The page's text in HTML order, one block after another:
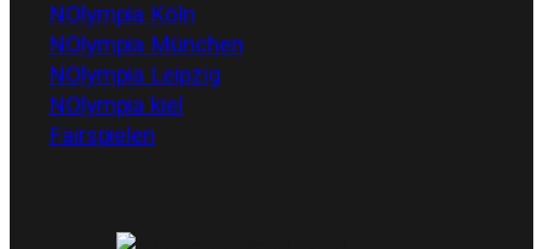
NOlympia Köln
NOlympia München
NOlympia Leipzig
NOlympia kiel
Fairspielen